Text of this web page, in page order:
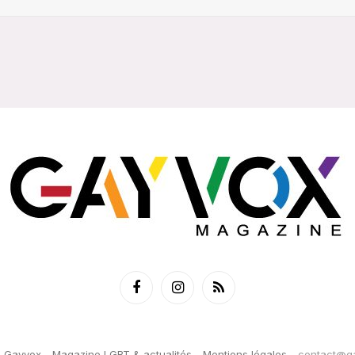
FacebookInstagramRSS